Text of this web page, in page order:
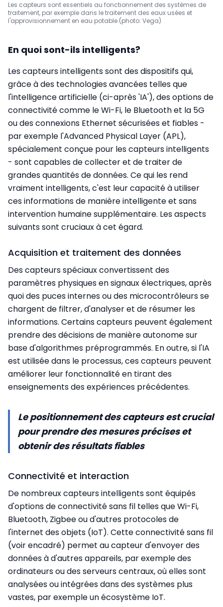
Les capteurs sont essentiels au fonctionnement des systèmes de
traitement, par exemple dans le traitement des eaux usées et
l'approvisionnement en eau potable (photo: Vega)
En quoi sont-ils intelligents?
Les capteurs intelligents sont des dispositifs qui,
grâce à des technologies avancées telles que
l'intelligence artificielle (ci-après 'IA'), des options de
connectivité comme le Wi-Fi, le Bluetooth et la 5G
ou des connexions Ethernet sécurisées et fiables -
par exemple l'Advanced Physical Layer (APL),
spécialement conçue pour les capteurs intelligents
- sont capables de collecter et de traiter de
grandes quantités de données. Ce qui les rend
vraiment intelligents, c'est leur capacité à utiliser
ces informations de manière intelligente et sans
intervention humaine supplémentaire. Les aspects
suivants sont cruciaux à cet égard.
Acquisition et traitement des données
Des capteurs spéciaux convertissent des
paramètres physiques en signaux électriques, après
quoi des puces internes ou des microcontrôleurs se
chargent de filtrer, d'analyser et de résumer les
informations. Certains capteurs peuvent également
prendre des décisions de manière autonome sur
base d'algorithmes préprogrammés. En outre, si l'IA
est utilisée dans le processus, ces capteurs peuvent
améliorer leur fonctionnalité en tirant des
enseignements des expériences précédentes.
Le positionnement des capteurs est crucial
pour prendre des mesures précises et
obtenir des résultats fiables
Connectivité et interaction
De nombreux capteurs intelligents sont équipés
d'options de connectivité sans fil telles que Wi-Fi,
Bluetooth, Zigbee ou d'autres protocoles de
l'internet des objets (IoT). Cette connectivité sans fil
(voir encadré) permet au capteur d'envoyer des
données à d'autres appareils, par exemple des
ordinateurs ou des serveurs centraux, où elles sont
analysées ou intégrées dans des systèmes plus
vastes, par exemple un écosystème IoT.